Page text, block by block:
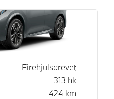
Firehjulsdrevet
313 hk
424 km